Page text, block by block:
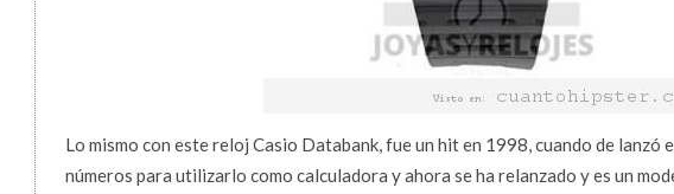
Lo mismo con este reloj Casio Databank, fue un hit en 1998, cuando de lanzó
números para utilizarlo como calculadora y ahora se ha relanzado y es un